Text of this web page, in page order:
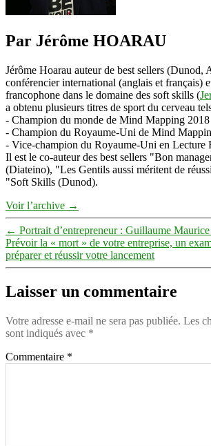
Par Jérôme HOARAU
Jérôme Hoarau auteur de best sellers (Dunod,
conférencier international (anglais et français)
francophone dans le domaine des soft skills (
a obtenu plusieurs titres de sport du cerveau
- Champion du monde de Mind Mapping 2018
- Champion du Royaume-Uni de Mind
- Vice-champion du Royaume-Uni en Lecture
Il est le co-auteur des best sellers "Bon
(Diateino), "Les Gentils aussi méritent de
"Soft Skills (Dunod).
Voir l’archive →
← Portrait d’entrepreneur : Guillaume
Prévoir la « mort » de votre entreprise, un
préparer et réussir votre lancement
Laisser un commentaire
Votre adresse e-mail ne sera pas publiée. Les
sont indiqués avec *
Commentaire *